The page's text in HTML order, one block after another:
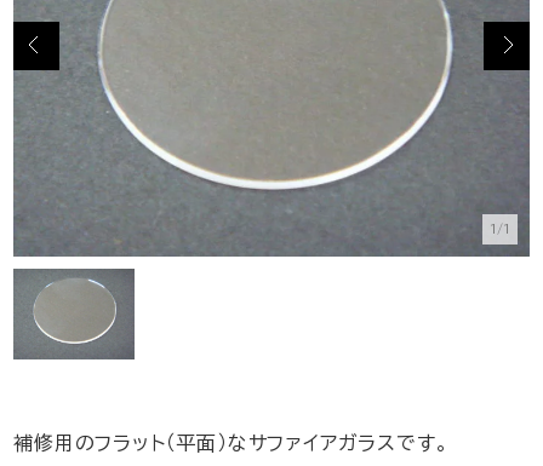
1/1
補修用のフラット（平面）なサファイアガラスです。